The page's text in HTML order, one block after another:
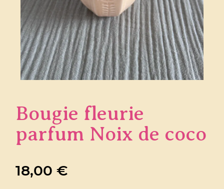
Bougie fleurie
parfum Noix de coco
18,00€